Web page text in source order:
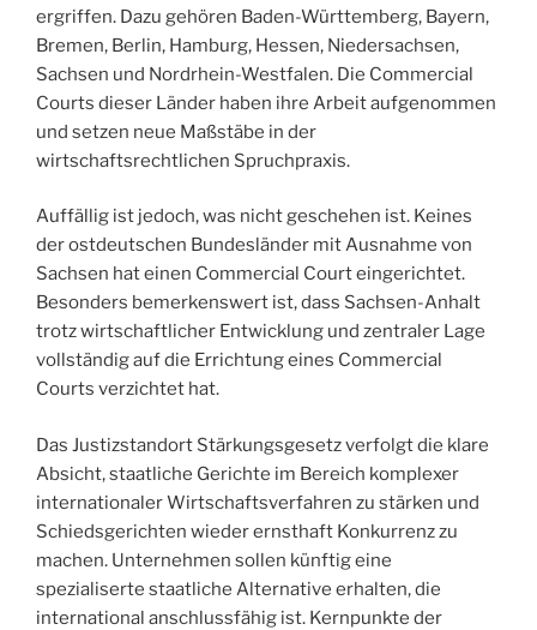
ergriffen. Dazu gehören Baden-Württemberg, Bayern,
Bremen, Berlin, Hamburg, Hessen, Niedersachsen,
Sachsen und Nordrhein-Westfalen. Die Commercial
Courts dieser Länder haben ihre Arbeit aufgenommen
und setzen neue Maßstäbe in der
wirtschaftsrechtlichen Spruchpraxis.
Auffällig ist jedoch, was nicht geschehen ist. Keines
der ostdeutschen Bundesländer mit Ausnahme von
Sachsen hat einen Commercial Court eingerichtet.
Besonders bemerkenswert ist, dass Sachsen-Anhalt
trotz wirtschaftlicher Entwicklung und zentraler Lage
vollständig auf die Errichtung eines Commercial
Courts verzichtet hat.
Das Justizstandort Stärkungsgesetz verfolgt die klare
Absicht, staatliche Gerichte im Bereich komplexer
internationaler Wirtschaftsverfahren zu stärken und
Schiedsgerichten wieder ernsthaft Konkurrenz zu
machen. Unternehmen sollen künftig eine
spezialiserte staatliche Alternative erhalten, die
international anschlussfähig ist. Kernpunkte der